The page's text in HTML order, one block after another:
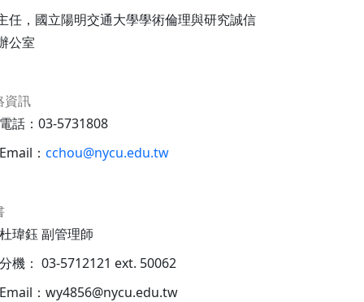
任，國立陽明交通大學學術倫理與研究誠信
公室
資訊
話：03-5731808
： cchou@nycu.edu.tw
瑋鈺 副管理師
機： 03-5712121 ext. 50062
：wy4856@nycu.edu.tw